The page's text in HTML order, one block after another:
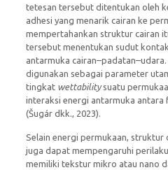
tetesan tersebut ditentukan oleh
adhesi yang menarik cairan ke
mempertahankan struktur cairan
tersebut menentukan sudut
antarmuka
digunakan sebagai parameter
tingkat wettabilitysuatu
interaksi energi antarmuka antara
(Šugár dkk., 2023).
Selain energi permukaan, struktur
juga dapat mempengaruhi perilaku
memiliki tekstur mikro atau nano